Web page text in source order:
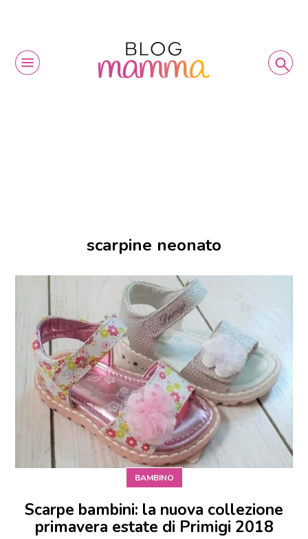
scarpine neonato
BAMBINO
Scarpe bambini: la nuova collezione
primavera estate di Primigi 2018